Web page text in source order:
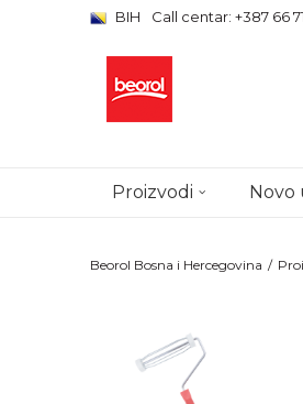
BIH Call centar: +387 66
Proizvodi Novo
Beorol Bosna i Hercegovina